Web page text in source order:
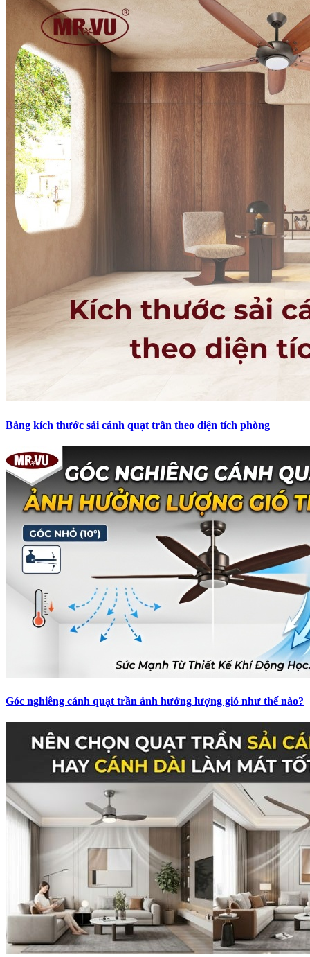
Bảng kích thước sải cánh quạt trần theo diện tích phòng
Góc nghiêng cánh quạt trần ảnh hưởng lượng gió như thế nào?